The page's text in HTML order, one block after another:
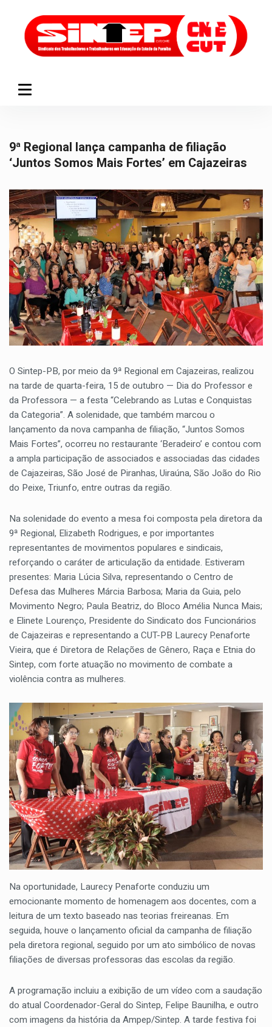
9ª Regional lança campanha de filiação
‘Juntos Somos Mais Fortes’ em Cajazeiras
O Sintep-PB, por meio da 9ª Regional em Cajazeiras, realizou
na tarde de quarta-feira, 15 de outubro — Dia do Professor e
da Professora — a festa “Celebrando as Lutas e Conquistas
da Categoria”. A solenidade, que também marcou o
lançamento da nova campanha de filiação, “Juntos Somos
Mais Fortes”, ocorreu no restaurante ‘Beradeiro’ e contou com
a ampla participação de associados e associadas das cidades
de Cajazeiras, São José de Piranhas, Uiraúna, São João do Rio
do Peixe, Triunfo, entre outras da região.
Na solenidade do evento a mesa foi composta pela diretora da
9ª Regional, Elizabeth Rodrigues, e por importantes
representantes de movimentos populares e sindicais,
reforçando o caráter de articulação da entidade. Estiveram
presentes: Maria Lúcia Silva, representando o Centro de
Defesa das Mulheres Márcia Barbosa; Maria da Guia, pelo
Movimento Negro; Paula Beatriz, do Bloco Amélia Nunca Mais;
e Elinete Lourenço, Presidente do Sindicato dos Funcionários
de Cajazeiras e representando a CUT-PB Laurecy P.enaforte
Vieira, que é Diretora de Relações de Gênero, Raça e Etnia do
Sintep, com forte atuação no movimento de combate a
violência contra as mulheres.
Na oportunidade, Laurecy Penaforte conduziu um
emocionante momento de homenagem aos docentes, com a
leitura de um texto baseado nas teorias freireanas. Em
seguida, houve o lançamento oficial da campanha de filiação
pela diretora regional, seguido por um ato simbólico de novas
filiações de diversas professoras das escolas da região.
A programação incluiu a exibição de um vídeo com a saudação
do atual Coordenador-Geral do Sintep, Felipe Baunilha, e outro
com imagens da história da Ampep/Sintep. A tarde festiva foi